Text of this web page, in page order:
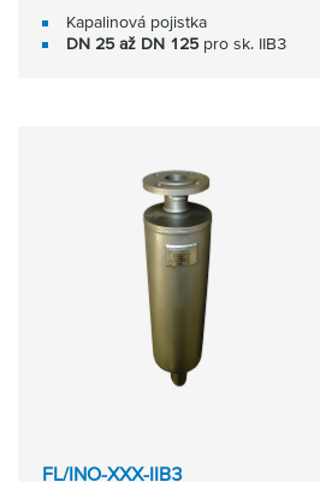
Kapalinová pojistka
DN 25 až DN 125 pro sk. IIB3
FL/INO-XXX-IIB3